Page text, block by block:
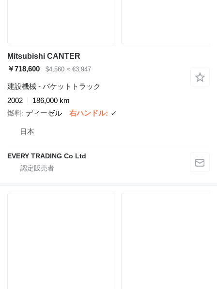
Mitsubishi CANTER
￥718,600
$4,560 ≈ €3,947
建設機械 - バケットトラック
2002
186,000 km
燃料 ディーゼル 右ハンドル ✓
日本
EVERY TRADING Co Ltd